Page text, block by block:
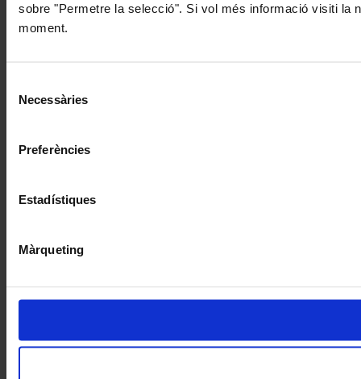
sobre "Permetre la selecció". Si vol més informació visiti la
moment.
Necessàries
Preferències
Estadístiques
Màrqueting